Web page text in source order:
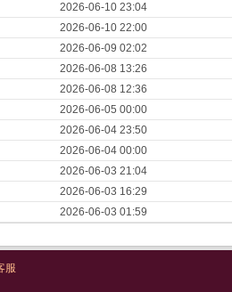
2026-06-10 23:04
2026-06-10 22:00
2026-06-09 02:02
2026-06-08 13:26
2026-06-08 12:36
2026-06-05 00:00
2026-06-04 23:50
2026-06-04 00:00
2026-06-03 21:04
2026-06-03 16:29
2026-06-03 01:59
服